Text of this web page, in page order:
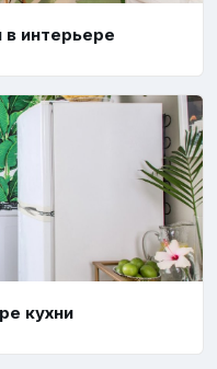
интерьере
кухни